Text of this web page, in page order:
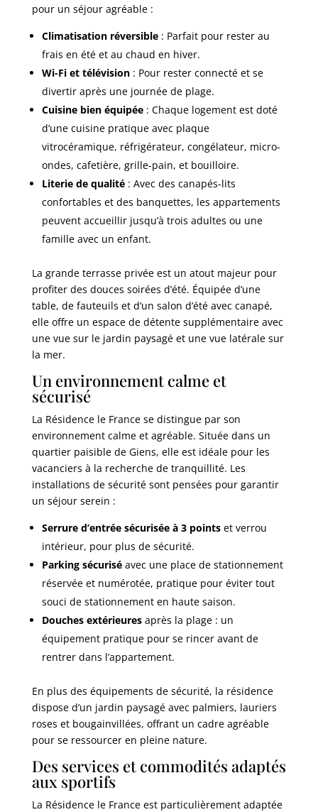
pour un séjour agréable :
Climatisation réversible: Parfait pour rester au
frais en été et au chaud en hiver.
Wi-Fi et télévision: Pour rester connecté et se
divertir après une journée de plage.
Cuisine bien équipée: Chaque logement est doté
d’une cuisine pratique avec plaque
vitrocéramique, réfrigérateur, congélateur, micro-
ondes, cafetière, grille-pain, et bouilloire.
Literie de qualité: Avec des canapés-lits
confortables et des banquettes, les appartements
peuvent accueillir jusqu’à trois adultes ou une
famille avec un enfant.
La grande terrasse privée est un atout majeur pour
profiter des douces soirées d’été. Équipée d’une
table, de fauteuils et d’un salon d’été avec canapé,
elle offre un espace de détente supplémentaire avec
une vue sur le jardin paysagé et une vue latérale sur
la mer.
Un environnement calme et
sécurisé
La Résidence le France se distingue par son
environnement calme et agréable. Située dans un
quartier paisible de Giens, elle est idéale pour les
vacanciers à la recherche de tranquillité. Les
installations de sécurité sont pensées pour garantir
un séjour serein :
Serrure d’entrée sécurisée à 3 pointset verrou
intérieur, pour plus de sécurité.
Parking sécuriséavec une place de stationnement
réservée et numérotée, pratique pour éviter tout
souci de stationnement en haute saison.
Douches extérieuresaprès la plage : un
équipement pratique pour se rincer avant de
rentrer dans l’appartement.
En plus des équipements de sécurité, la résidence
dispose d’un jardin paysagé avec palmiers, lauriers
roses et bougainvillées, offrant un cadre agréable
pour se ressourcer en pleine nature.
Des services et commodités adaptés
aux sportifs
La Résidence le France est particulièrement adaptée